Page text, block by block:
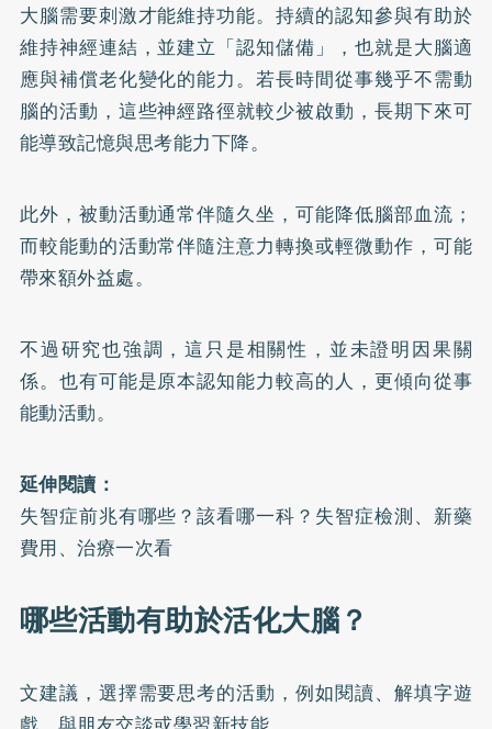
大腦需要刺激才能維持功能。持續的認知參與有助於
維持神經連結，並建立「認知儲備」，也就是大腦適
應與補償老化變化的能力。若長時間從事幾乎不需動
腦的活動，這些神經路徑就較少被啟動，長期下來可
能導致記憶與思考能力下降。
此外，被動活動通常伴隨久坐，可能降低腦部血流；
而較能動的活動常伴隨注意力轉換或輕微動作，可能
帶來額外益處。
不過研究也強調，這只是相關性，並未證明因果關
係。也有可能是原本認知能力較高的人，更傾向從事
能動活動。
延伸閱讀：
失智症前兆有哪些？該看哪一科？失智症檢測、新藥
費用、治療一次看
哪些活動有助於活化大腦？
文建議，選擇需要思考的活動，例如閱讀、解填字遊